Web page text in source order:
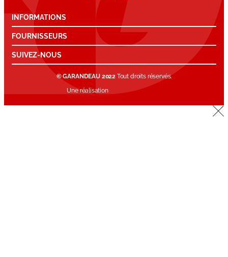
INFORMATIONS
FOURNISSEURS
SUIVEZ-NOUS
© GARANDEAU 2022 Tout droits réservés.
Une réalisation